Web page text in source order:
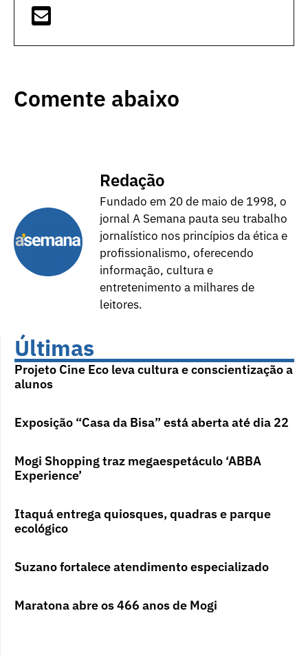
Comente abaixo
Redação
Fundado em 20 de maio de 1998, o
jornal A Semana pauta seu trabalho
jornalístico nos princípios da ética e
profissionalismo, oferecendo
informação, cultura e
entretenimento a milhares de
leitores.
Últimas
Projeto Cine Eco leva cultura e conscientização a
alunos
Exposição “Casa da Bisa” está aberta até dia 22
Mogi Shopping traz megaespetáculo ‘ABBA
Experience’
Itaquá entrega quiosques, quadras e parque
ecológico
Suzano fortalece atendimento especializado
Maratona abre os 466 anos de Mogi